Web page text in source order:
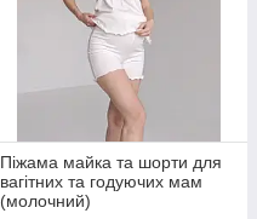
Піжама майка та шорти для
вагітних та годуючих мам
(молочний)